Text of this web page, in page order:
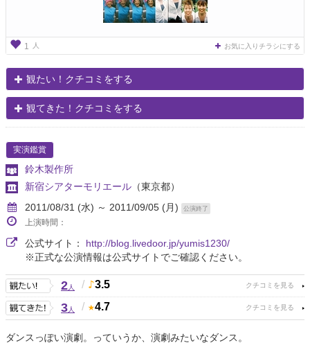
1 人 お気に入りチラシにする
観たい！クチコミをする
観てきた！クチコミをする
実演鑑賞
鈴木製作所
新宿シアターモリエール （東京都）
2011/08/31 (水) ～ 2011/09/05 (月)
公演終了
上演時間：
公式サイト： http://blog.livedoor.jp/yumis1230/
※正式な公演情報は公式サイトでご確認ください。
2人 / 3.5
3人 / 4.7
ダンスっぽい演劇。っていうか、演劇みたいなダンス。